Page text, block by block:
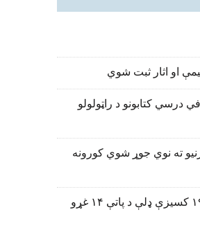
درسي کتابونو د راټولولو
کورنیو ته نوي جوړ شوي کورونه
نیمروز کې د ورکې شوې ۱۹ کسیزې ډلې د پاتې ۱۴ غړو